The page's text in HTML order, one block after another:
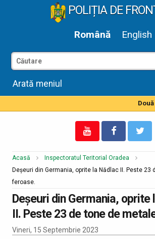
POLIȚIA DE
Română English
Arată meniul
Acasă
Inspectoratul Teritorial Oradea
Deşeuri din Germania, oprite la Nădlac II. Peste 23
feroase.
Deşeuri din Germania, oprite
II. Peste 23 de tone de
Vineri, 15 Septembrie 2023